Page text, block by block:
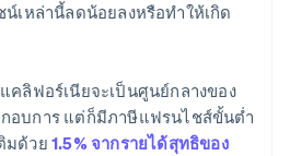
เหล่านี้ลดน้อยลงหรือทำให้เกิด
คลิฟอร์เนียจะเป็นศูนย์กลางของ
อบการ แต่ก็มีภาษีแฟรนไชส์ขั้นต่ำ
มด้วย 1.5% จากรายได้สุทธิของ